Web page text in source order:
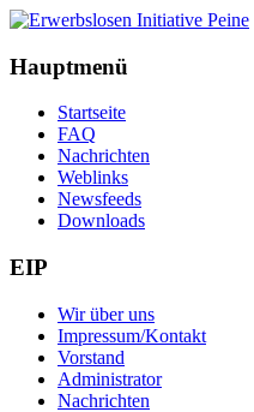
Hauptmenü
Startseite
FAQ
Nachrichten
Weblinks
Newsfeeds
Downloads
EIP
Wir über uns
Impressum/Kontakt
Vorstand
Administrator
Nachrichten